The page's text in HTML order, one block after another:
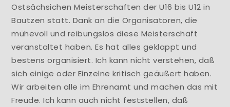
Ostsächsichen Meisterschaften der U16 bis U12 in
Bautzen statt. Dank an die Organisatoren, die
mühevoll und reibungslos diese Meisterschaft
veranstaltet haben. Es hat alles geklappt und
bestens organisiert. Ich kann nicht verstehen, daß
sich einige oder Einzelne kritisch geäußert haben.
Wir arbeiten alle im Ehrenamt und machen das mit
Freude. Ich kann auch nicht feststellen, daß